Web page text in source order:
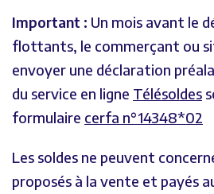
Important : Un mois avant le
flottants, le commerçant ou
envoyer une déclaration
du service en ligne Télésoldes
formulaire cerfa n°14348*02
Les soldes ne peuvent
proposés à la vente et payés